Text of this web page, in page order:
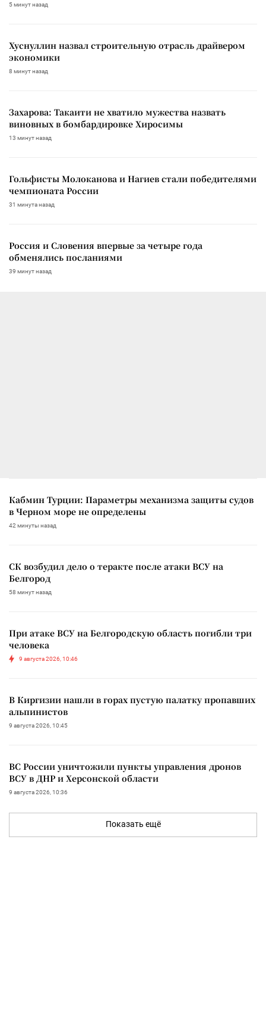
5 минут назад
Хуснуллин назвал строительную отрасль драйвером
экономики
8 минут назад
Захарова: Такаити не хватило мужества назвать
виновных в бомбардировке Хиросимы
13 минут назад
Гольфисты Молоканова и Нагиев стали победителями
чемпионата России
31 минута назад
Россия и Словения впервые за четыре года
обменялись посланиями
39 минут назад
Кабмин Турции: Параметры механизма защиты судов
в Черном море не определены
42 минуты назад
СК возбудил дело о теракте после атаки ВСУ на
Белгород
58 минут назад
При атаке ВСУ на Белгородскую область погибли три
человека
9 августа 2026, 10:46
В Киргизии нашли в горах пустую палатку пропавших
альпинистов
9 августа 2026, 10:45
ВС России уничтожили пункты управления дронов
ВСУ в ДНР и Херсонской области
9 августа 2026, 10:36
Показать ещё